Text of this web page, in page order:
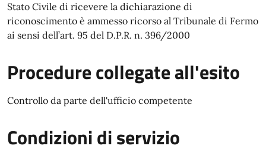
Stato Civile di ricevere la dichiarazione di
riconoscimento è ammesso ricorso al Tribunale di Fermo
ai sensi dell’art. 95 del D.P.R. n. 396/2000
Procedure collegate all'esito
Controllo da parte dell'ufficio competente
Condizioni di servizio